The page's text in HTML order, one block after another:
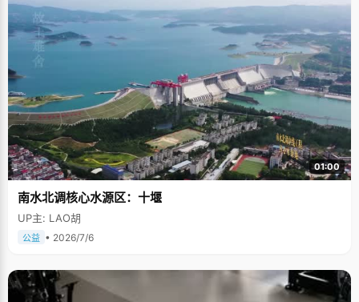
01:00
南水北调核心水源区：十堰
UP主: LAO胡
公益 • 2026/7/6